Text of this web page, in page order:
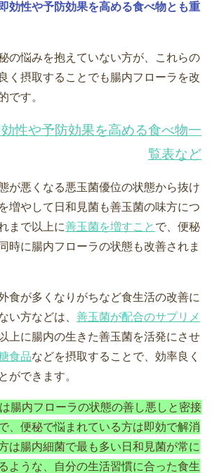
効性や予防効果を高める食べ物とも重
の悩みを抱えていない方が、これらの
く摂取することでも腸内フローラを改
です。
性や予防効果を高める食べ物一
覧表など
が悪くなる悪玉菌優位の状態から抜け
増やして日和見菌も善玉菌の味方につ
まで以上に善玉菌を増すこと で、便秘
時に腸内フローラの状態も改善されま
食が多くなりがちなど食生活の改善に
い方などは、 善玉菌が配合のサプリメ
上に腸内の生きた善玉菌を活発にさせ
食品などを摂取することで、効率良く
ができます。
腸内フローラの状態の善し悪しと密接
、便秘で悩まれている方は即効で解消
は腸内細菌で最も多い日和見菌が常に
ような、自分の生活習慣に合った食生